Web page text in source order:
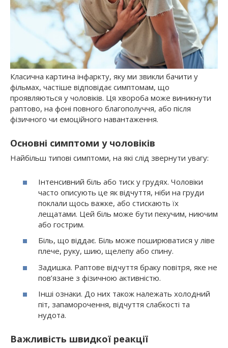
Класична картина інфаркту, яку ми звикли бачити у
фільмах, частіше відповідає симптомам, що
проявляються у чоловіків. Ця хвороба може виникнути
раптово, на фоні повного благополуччя, або після
фізичного чи емоційного навантаження.
Основні симптоми у чоловіків
Найбільш типові симптоми, на які слід звернути увагу:
Інтенсивний біль або тиск у грудях. Чоловіки
часто описують це як відчуття, ніби на груди
поклали щось важке, або стискають їх
лещатами. Цей біль може бути пекучим, ниючим
або гострим.
Біль, що віддає. Біль може поширюватися у ліве
плече, руку, шию, щелепу або спину.
Задишка. Раптове відчуття браку повітря, яке не
пов’язане з фізичною активністю.
Інші ознаки. До них також належать холодний
піт, запаморочення, відчуття слабкості та
нудота.
Важливість швидкої реакції